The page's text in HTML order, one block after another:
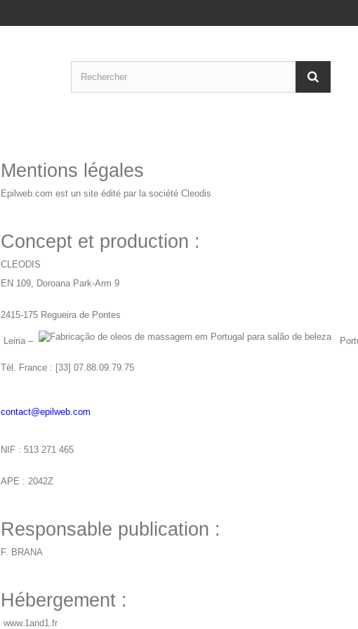
Mentions légales
Epilweb.com est un site édité par la société Cleodis
Concept et production :
CLEODIS
EN 109, Doroana Park-Arm 9
2415-175 Regueira de Pontes
Leiria –
Tél. France : [33] 07.88.09.79.75
contact@epilweb.com
NIF : 513 271 465
APE : 2042Z
Responsable publication :
F. BRANA
Hébergement :
www.1and1.fr